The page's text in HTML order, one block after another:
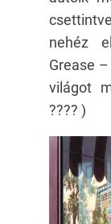
nehéz
Grease
világot
???? )